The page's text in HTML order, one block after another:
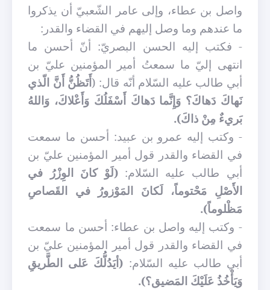
واصل بن عطاء، وإلى عامر الشّعبيّ أن يذكروا
ما عندهم وما وصل إليهم في القضاء والقدر:
- فكتب إليه الحسن البصريّ: أنّ أحسن ما
انتهى إليّ ما سمعتُ أمير المؤمنين عليّ بن
أبي طالب عليه السّلام أنّه قال: (أَتَظُنُّ أَنَّ الّذي
نَهاكَ دَهاكَ؟ وَإِنَّما دَهاكَ أَسْفَلُكَ وَأَعْلاكَ، وَاللهُ
بَريءٌ مِنْ ذاكَ).
- وكتب إليه عمرو بن عبيد: أحسن ما سمعت
في القضاء والقدر قول أمير المؤمنين عليّ بن
أبي طالب عليه السّلام:(لَوْ كانَ الوِزْرُ في
الأَصْلِ مَحْتوماً، لَكانَ المَوْزورُ في القَصاصِ
مَظْلوماً).
- وكتب إليه واصل بن عطاء: أحسن ما سمعت
في القضاء والقدر قول أمير المؤمنين عليّ بن
أبي طالب عليه السّلام: (أيَدُلُّكَ عَلى الطَّريقِ
وَيَأْخُذُ عَلَيْكَ المَضيق؟).